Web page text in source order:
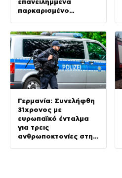
επανειλημμένα
παρκαρισμένο
Γερμανία: Συνελήφθη
31χρονος με
ευρωπαϊκό ένταλμα
για τρεις
ανθρωποκτονίες στην